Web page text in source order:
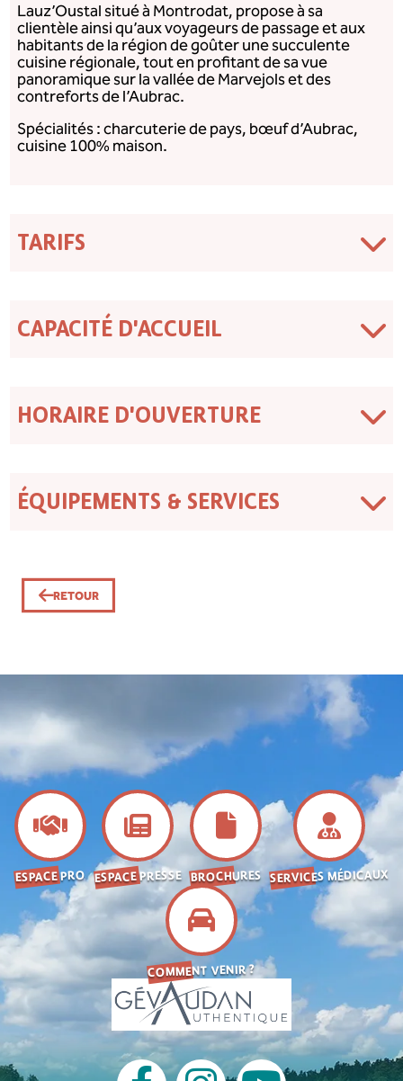
Lauz’Oustal situé à Montrodat, propose à sa
clientèle ainsi qu’aux voyageurs de passage et aux
habitants de la région de goûter une succulente
cuisine régionale, tout en profitant de sa vue
panoramique sur la vallée de Marvejols et des
contreforts de l’Aubrac.
Spécialités : charcuterie de pays, bœuf d’Aubrac,
cuisine 100% maison.
TARIFS
CAPACITÉ D'ACCUEIL
HORAIRE D'OUVERTURE
ÉQUIPEMENTS & SERVICES
RETOUR
ESPACE PRO ESPACE PRESSE BROCHURES SERVICES MÉDICAUX
COMMENT VENIR ?